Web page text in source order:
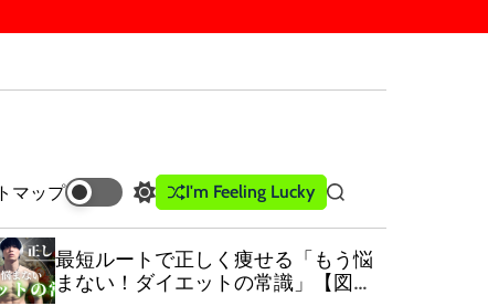
マップ
S
w
t
c
I'm Feeling Lucky
S
e
r
c
最短ルートで正しく痩せる「もう悩
まない！ダイエットの常識」【図解